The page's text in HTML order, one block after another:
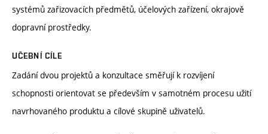
systémů zařizovacích předmětů, účelových zařízení, okrajově
dopravní prostředky.
UČEBNÍ CÍLE
Zadání dvou projektů a konzultace směřují k rozvíjení
schopnosti orientovat se především v samotném procesu užití
navrhovaného produktu a cílové skupině uživatelů.